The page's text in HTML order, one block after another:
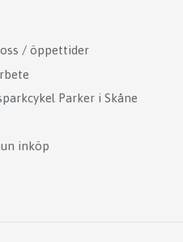
/ öppettider
Parker i Skåne
inköp